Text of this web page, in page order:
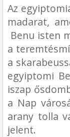
Az
madarat,
Benu isten
a
a
egyiptomi
iszap
a Nap
arany tolla
jelent.